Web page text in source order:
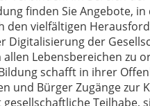
finden Sie Angebote, in
den vielfältigen
Digitalisierung der
allen Lebensbereichen zu
schafft in ihrer
und Bürger Zugänge zur
Teilhabe,